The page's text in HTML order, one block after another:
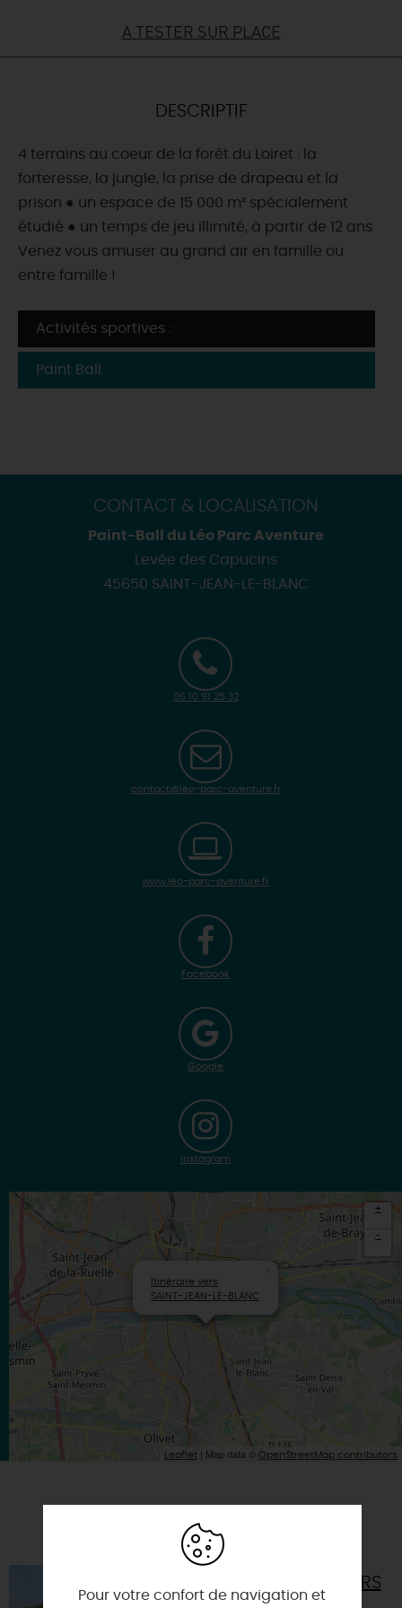
DEMAIN
CE WEEK-END
TOUT L'AGENDA
A TESTER SUR PLACE
DESCRIPTIF
4 terrains au coeur de la forêt du Loiret : la
forteresse, la jungle, la prise de drapeau et la
prison ● un espace de 15 000 m² spécialement
étudié ● un temps de jeu illimité, à partir de 12 ans
Venez vous amuser au grand air en famille ou
entre famille !
Activités sportives :
Paint Ball
CONTACT & LOCALISATION
Paint-Ball du Léo Parc Aventure
Levée des Capucins
45650 SAINT-JEAN-LE-BLANC
06 10 91 25 32
contact@leo-parc-aventure.fr
www.leo-parc-aventure.fr
Facebook
Google
Instagram
Itinéraire vers
SAINT-JEAN-LE-BLANC
+
-
Leaflet | Map data © OpenStreetMap contributors
PROXIMITÉ
BASE DE LOISIRS
DU PARC DE
Pour votre confort de navigation et